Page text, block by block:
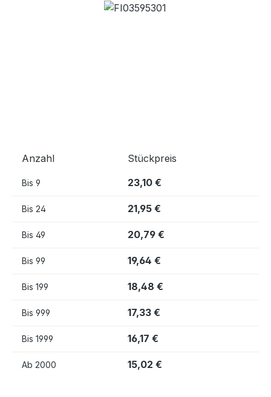
Bildergalerie überspringen
Anzahl Stückpreis
Bis 9 23,10 €
Bis 24 21,95 €
Bis 49 20,79 €
Bis 99 19,64 €
Bis 199 18,48 €
Bis 999 17,33 €
Bis 1999 16,17 €
Ab 2000 15,02 €